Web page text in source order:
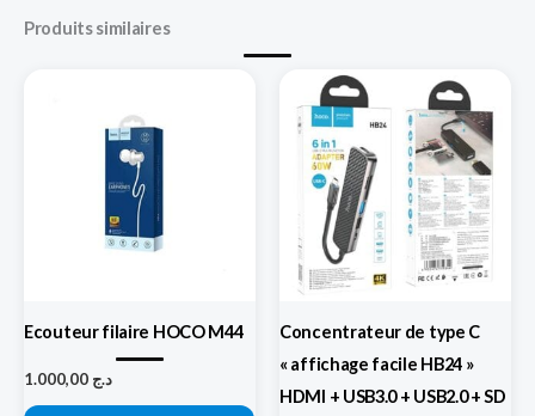
Produits similaires
Ecouteur filaire HOCO M44
د.ج
Concentrateur de type C
« affichage facile HB24 »
HDMI + USB3.0 + USB2.0 + SD